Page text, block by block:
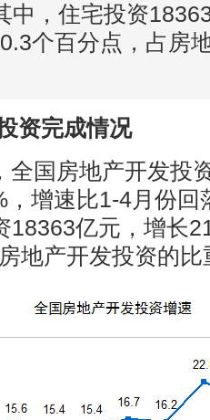
中，住宅投资
个百分点，占房
资完成情况
全国房地产开发投
，增速比1-4月份回
18363亿元，增长
地产开发投资的